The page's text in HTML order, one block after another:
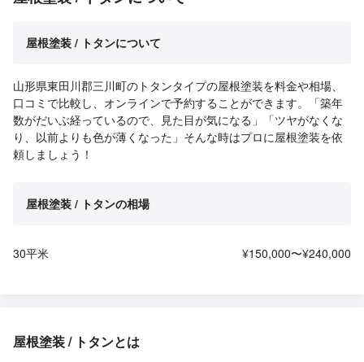
屋根塗装 / トタンについて
山形県東田川郡三川町のトタンタイプの屋根塗装を料金や相場、
口コミで比較し、オンラインで予約することができます。「築年
数がだいぶ経っているので、見た目が気になる」「ツヤがなくな
り、以前よりも色が薄くなった」そんな時はプロに屋根塗装を依
頼しましょう！
屋根塗装 / トタンの相場
30平米 ¥150,000〜¥240,000
屋根塗装 / トタンとは